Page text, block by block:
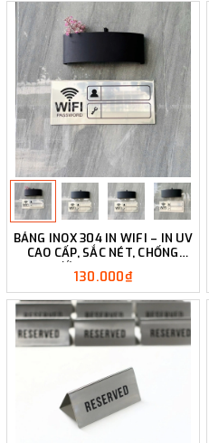
BẢNG INOX 304 IN WIFI – IN UV
CAO CẤP, SẮC NÉT, CHỐNG
NƯỚC - LUXI DECOR
130.000₫